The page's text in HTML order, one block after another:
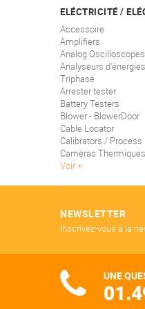
ELÉCTRICITÉ /
Accessoire
Amplifiers
Analog Oscilloscopes
Analyseurs
Triphasé
Arrester tester
Battery Testers
Blower - BlowerDoor
Cable Locator
Calibrators / Process
Caméras Thermiques
Voir
NEWSLETTER
Inscrivez-vous à la
UNE